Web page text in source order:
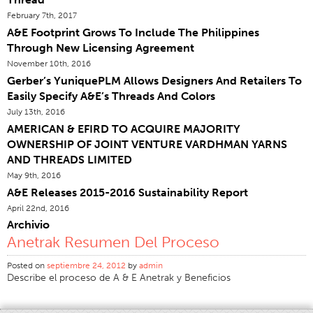
Certificaciones
Sucursales En El Mundo
Products Y Marcas
Descripción General
Hilo De Coser Industrial
Marca
Construcción Del Hilo
Aplicación
Hilo De Bordar
Marca
Tipo De Fibra
Distribuidor
Productos Textiles Para Aplicaciones Técnicas
February 7th, 2017
A&E Footprint Grows To Include The Philippines
Through New Licensing Agreement
November 10th, 2016
Gerber’s YuniquePLM Allows Designers And Retailers To
Easily Specify A&E’s Threads And Colors
July 13th, 2016
AMERICAN & EFIRD TO ACQUIRE MAJORITY
OWNERSHIP OF JOINT VENTURE VARDHMAN YARNS
AND THREADS LIMITED
May 9th, 2016
A&E Releases 2015-2016 Sustainability Report
April 22nd, 2016
Archivio
Anetrak Resumen Del Proceso
Posted on septiembre 24, 2012 by admin
Describe el proceso de A & E Anetrak y Beneficios